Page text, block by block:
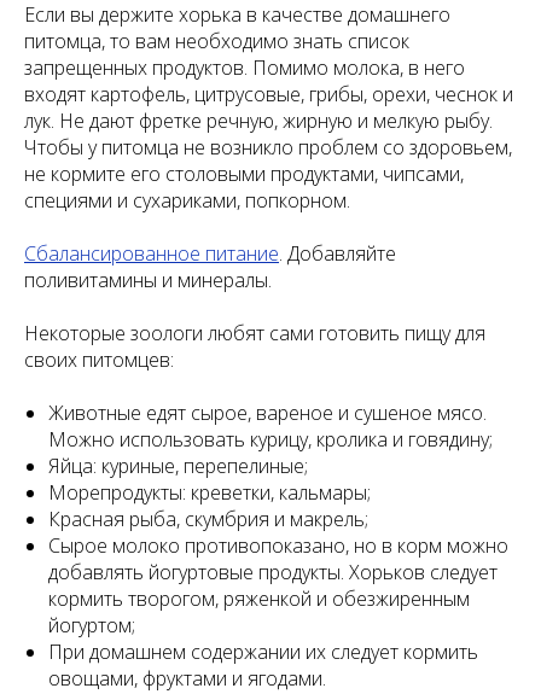
Если вы держите хорька в качестве домашнего
питомца, то вам необходимо знать список
запрещенных продуктов. Помимо молока, в него
входят картофель, цитрусовые, грибы, орехи, чеснок и
лук. Не дают фретке речную, жирную и мелкую рыбу.
Чтобы у питомца не возникло проблем со здоровьем,
не кормите его столовыми продуктами, чипсами,
специями и сухариками, попкорном.
Сбалансированное питание. Добавляйте
поливитамины и минералы.
Некоторые зоологи любят сами готовить пищу для
своих питомцев:
Животные едят сырое, вареное и сушеное мясо.
Можно использовать курицу, кролика и говядину;
Яйца: куриные, перепелиные;
Морепродукты: креветки, кальмары;
Красная рыба, скумбрия и макрель;
Сырое молоко противопоказано, но в корм можно
добавлять йогуртовые продукты. Хорьков следует
кормить творогом, ряженкой и обезжиренным
йогуртом;
При домашнем содержании их следует кормить
овощами, фруктами и ягодами.